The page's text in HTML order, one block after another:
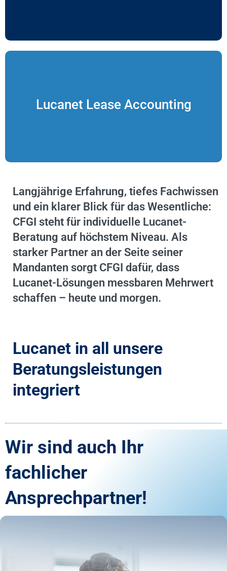
Lucanet Lease Accounting
Auswahl passender Lösungen bis zur erfolgreichen Umsetzung –
mit einem klaren Blick für regulatorische Anforderungen und
Langjährige Erfahrung, tiefes Fachwissen
und ein klarer Blick für das Wesentliche:
CFGI steht für individuelle Lucanet-
Beratung auf höchstem Niveau. Als
starker Partner an der Seite seiner
Mandanten sorgt CFGI dafür, dass
Lucanet-Lösungen messbaren Mehrwert
schaffen – heute und morgen.
Lucanet in all unsere
Beratungsleistungen
integriert
Wir sind auch Ihr
fachlicher
Ansprechpartner!